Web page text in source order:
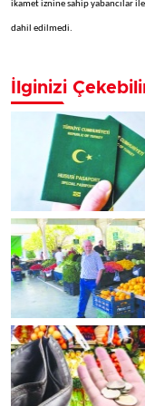
ikamet iznine sahip yabancılar
dahil edilmedi.
İlginizi